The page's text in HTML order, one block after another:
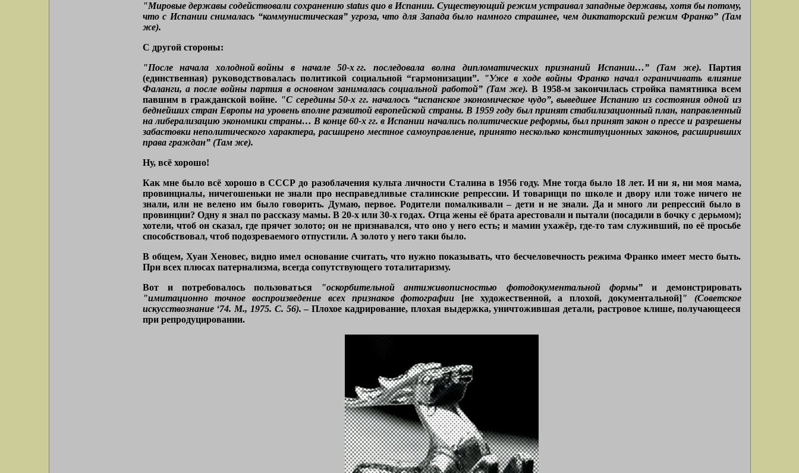
"Мировые державы содействовали сохранению status quo в Испании. Существующий режим устраивал западные державы, хотя бы потому,
что с Испании снималась “коммунистическая” угроза, что для Запада было намного страшнее, чем диктаторский режим Франко” (Там
же).
С другой стороны:
"После начала холодной войны в начале 50-х гг. последовала волна дипломатических признаний Испании…” (Там же). Партия
(единственная) руководствовалась политикой социальной “гармонизации”.
"Уже в ходе войны Франко начал ограничивать влияние
Фаланги, а после войны партия в основном занималась социальной работой” (Там же). В 1958-м закончилась стройка памятника всем
павшим в гражданской войне. "С середины 50-х гг. началось “испанское экономическое чудо”, выведшее Испанию из состояния одной из
беднейших стран Европы на уровень вполне развитой европейской страны. В 1959 году был принят стабилизационный план, направленный
на либерализацию экономики страны… В конце 60-х гг. в Испании начались политические реформы, был принят закон о прессе и разрешены
забастовки неполитического характера, расширено местное самоуправление, принято несколько конституционных законов, расширивших
права граждан” (Там же).
Ну, всё хорошо!
Как мне было всё хорошо в СССР до разоблачения культа личности Сталина в 1956 году. Мне тогда было 18 лет. И ни я, ни моя мама,
провинциалы, ничегошеньки не знали про несправедливые сталинские репрессии. И товарищи по школе и двору или тоже ничего не
знали, или не велено им было говорить. Думаю, первое. Родители помалкивали – дети и не знали. Да и много ли репрессий было в
провинции? Одну я знал по рассказу мамы. В 20-х или 30-х годах. Отца жены её брата арестовали и пытали (посадили в бочку с дерьмом);
хотели, чтоб он сказал, где прячет золото; он не признавался, что оно у него есть; и мамин ухажёр, где-то там служивший, по её просьбе
способствовал, чтоб подозреваемого отпустили. А золото у него таки было.
В общем, Хуан Хеновес, видно имел основание считать, что нужно показывать, что бесчеловечность режима Франко имеет место быть.
При всех плюсах патернализма, всегда сопутствующего тоталитаризму.
Вот и потребовалось пользоваться
"оскорбительной антиживописностью фотодокументальной формы”и демонстрировать
"имитационно точное воспроизведение всех признаков фотографии [не художественной, а плохой, документальной]" (Советское
искусствознание ʻ74. М., 1975. С. 56). – Плохое кадрирование, плохая выдержка, уничтожившая детали, растровое клише, получающееся
при репродуцировании.